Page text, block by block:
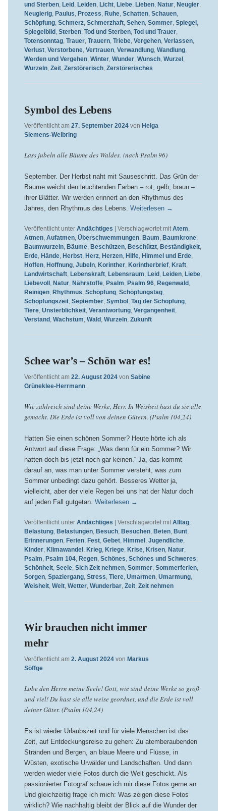
und Sterben, Leid , Leiden, Licht, Liebe, Lieben, Natur, Neugier,
Neugierig, Paulus, Prozess, Ruhe, Schatten, Schauen,
Schöpfung, Schmerz, Schmerzhaft, Sehen, Sommer, Spiegel ,
Spiegelbild , Sterben, Tod und Sterben, Tod und Trauer,
Totensonntag, Trauer, Trauern, Triebe, Vergehen, Verlassen,
Verlust, Verstorbene, Vertrauen, Verwandlung, Wandlung,
Werden und Vergehen, Winter, Wunder, Wunsch, Wurzel ,
Wurzeln, Zeit, Zerstörerisch, Zerstörerisches
Symbol des Lebens
Veröffentlicht am 27. September 2024 von Helga
Siemens-Weibring
Lass jubeln alle Bäume des Waldes. (nach Psalm 96)
September. Der Herbst naht mit Sauseschritt. Das Grün der
Bäume weicht den leuchtenden Farben – rot, gelb, braun –
ihrer Blätter. Wir werden erinnert an den Rhythmus des
Jahres, den Rhythmus des Lebens. Weiterlesen →
Veröffentlicht unter Andächtiges Verschlagwortet mit Atem,
Atmen, Aufatmen, Überschwemmungen, Baum, Baumkrone,
Baumwurzeln, Bäume, Beschützen, Beschützt, Beständigkeit,
Erde, Hände, Herbst, Herz, Herzen, Hilfe, Himmel und Erde,
Hoffen, Hoffnung, Jubeln, Korinther, Korintherbrief, Kraft,
Landwirtschaft, Lebenskraft, Lebensraum, Leid , Leiden, Liebe,
Liebevoll , Natur, Nährstoffe, Psalm, Psalm 96, Regenwald ,
Reinigen, Rhythmus, Schöpfung, Schöpfungstag,
Schöpfungszeit, September, Symbol , Tag der Schöpfung,
Tiere, Unsterblichkeit, Verantwortung, Vergangenheit,
Verstand , Wachstum, Wald , Wurzeln, Zukunft
Schee war’s – Schön war es!
Veröffentlicht am 22. August 2024 von Sabine
Grüneklee-Herrmann
Wie zahlreich sind deine Werke, Herr. In Weisheit hast du sie alle
gemacht. Die Erde ist voll von deinen Gütern. (Psalm 104,24)
Hatten Sie einen schönen Sommer? Heute hörte ich als
Antwort auf diese Frage: „Was denn für ein Sommer? Wir
hatten doch bis jetzt noch gar keinen.“ Ja, das kommt
darauf an, was man unter Sommer versteht, was zum
Sommer unbedingt dazu gehört. Besseres Wetter ja,
vielleicht, aber der viele Regen bei uns hat der Natur doch
auf jeden Fall gutgetan. Weiterlesen →
Veröffentlicht unter Andächtiges Verschlagwortet mit Alltag,
Belastung, Belastungen, Besuch, Besuchen, Beten, Bunt,
Erinnerungen, Ferien, Fest, Gebet, Himmel , Jugendliche,
Kinder, Klimawandel , Krieg, Kriege, Krise, Krisen, Natur,
Psalm, Psalm 104, Regen, Schönes, Schönes und Schweres,
Schönheit, Seele, Sich Zeit nehmen, Sommer, Sommerferien,
Sorgen, Spaziergang, Stress, Tiere, Umarmen, Umarmung,
Weisheit, Welt, Wetter, Wunderbar, Zeit, Zeit nehmen
Wir brauchen nicht immer
mehr
Veröffentlicht am 2. August 2024 von Markus
Söffge
Lobe den Herrn meine Seele! Gott, wie sind deine Werke so groß
und viel! Du hast sie alle weise geordnet, und die Erde ist voll
deiner Güter. (Psalm 104,24)
Es ist wieder Urlaubszeit und für viele Menschen ist das
Zeit, auf Entdeckungsreise zu gehen: Zu atemberaubenden
Stränden und Bergen, an blaue Meere und Flüsse, in
Wüsten, exotische Urwälder und Landschaften. Und dann
werden wieder viele Fotos durch die Welt geschickt. Als
passionierter Fotograf schaue ich mir diese Fotos gerne an.
Und gleichzeitig frage ich mich: Was zeigen diese Fotos
wirklich? Wie nachhaltig bleibt der Blick auf die Wunder der